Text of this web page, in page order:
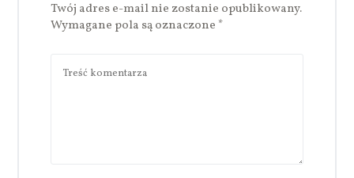
Twój adres e-mail nie zostanie opublikowany.
Wymagane pola są oznaczone *